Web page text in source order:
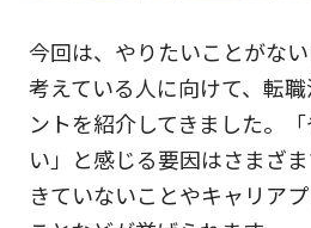
今回は、やりたいことがな
考えている人に向けて、転
ントを紹介してきました。
い」と感じる要因はさまざ
きていないことやキャリア